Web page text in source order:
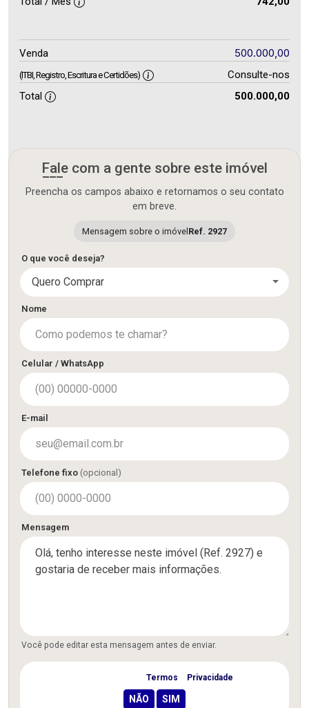
Venda 500.000,00
(ITBI, Registro, Escritura e Certidões)
Consulte-nos
Total
500.000,00
Fale com a gente sobre este imóvel
Preencha os campos abaixo e retornamos o seu contato
em breve.
Mensagem sobre o imóvel Ref. 2927
O que você deseja?
Quero Comprar
Nome
Celular / WhatsApp
E-mail
Telefone fixo (opcional)
Mensagem
Você pode editar esta mensagem antes de enviar.
Termos Privacidade